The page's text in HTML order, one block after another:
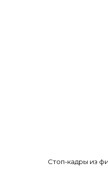
Стоп-кадры из